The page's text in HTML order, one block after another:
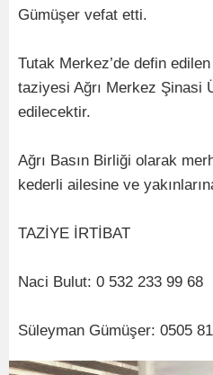
Gümüşer vefat etti.
Tutak Merkez’de defin
taziyesi Ağrı Merkez Şinasi
edilecektir.
Ağrı Basın Birliği olarak
kederli ailesine ve
TAZİYE İRTİBAT
Naci Bulut: 0 532 233 99 68
Süleyman Gümüşer: 0505